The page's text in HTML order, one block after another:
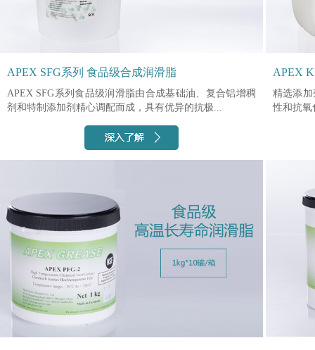
APEX SFG系列 食品级合成润滑脂
APEX SFG系列食品级润滑脂由合成基础油、复合铝增稠
剂和特制添加剂精心调配而成，具有优异的抗极...
APEX
精选添
性和抗氧